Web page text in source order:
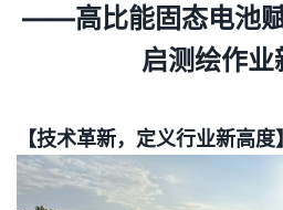
——高比能固态电池
启测绘作业
【技术革新，定义行业新高度】